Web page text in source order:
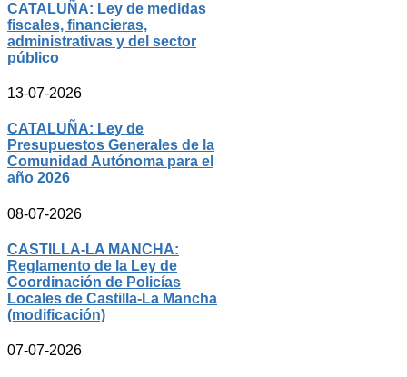
CATALUÑA: Ley de medidas
fiscales, financieras,
administrativas y del sector
público
13-07-2026
CATALUÑA: Ley de
Presupuestos Generales de la
Comunidad Autónoma para el
año 2026
08-07-2026
CASTILLA-LA MANCHA:
Reglamento de la Ley de
Coordinación de Policías
Locales de Castilla-La Mancha
(modificación)
07-07-2026